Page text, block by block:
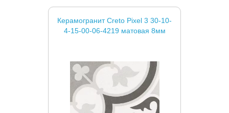
Керамогранит Creto Pixel 3 30-10-
4-15-00-06-4219 матовая 8мм